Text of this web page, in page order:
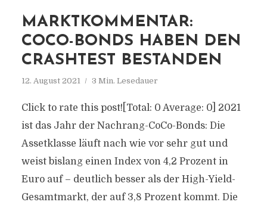
MARKTKOMMENTAR:
COCO-BONDS HABEN DEN
CRASHTEST BESTANDEN
12. August 2021 3 Min. Lesedauer
Click to rate this post![Total: 0 Average: 0] 2021
ist das Jahr der Nachrang-CoCo-Bonds: Die
Assetklasse läuft nach wie vor sehr gut und
weist bislang einen Index von 4,2 Prozent in
Euro auf – deutlich besser als der High-Yield-
Gesamtmarkt, der auf 3,8 Prozent kommt. Die